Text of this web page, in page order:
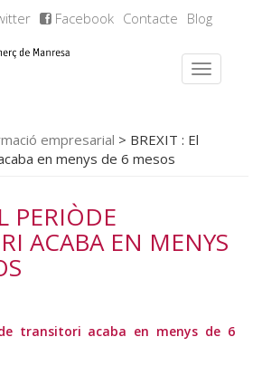
Facebook Contacte Blog
empresarial > BREXIT : El
en menys de 6 mesos
PERIÒDE
ACABA EN MENYS
transitori acaba en menys de 6